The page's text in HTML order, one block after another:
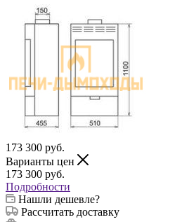
173 300 руб.
Варианты цен
173 300 руб.
Подробности
Нашли дешевле?
Рассчитать доставку